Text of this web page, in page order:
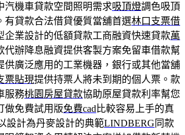
汽機車貸款空間照明需求吸頂燈調色吸頂
有貸款合法借貸優質當舖首選林口支票借
企業設計的低額貸款工商融資快速貸款萬
代辦降息融資提供客製方案免留車借款幫
供廣泛應用的工業機器，銀行或其他當舖
票貼現提供持票人將未到期的個人票。款
服務桃園房屋貸款協助原屋貸款利率幫您
做免費試用版免費cad 比較容易上手的真
設計為丹麥設計的典範LINDBERG 同款